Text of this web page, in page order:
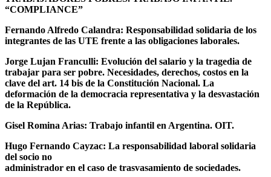
“COMPLIANCE”
Fernando Alfredo Calandra: Responsabilidad solidaria de los
integrantes de las UTE frente a las obligaciones laborales.
Jorge Lujan Franculli: Evolución del salario y la tragedia de
trabajar para ser pobre. Necesidades, derechos, costos en la
clave del art. 14 bis de la Constitución Nacional. La
deformación de la democracia representativa y la desvastación
de la República.
Gisel Romina Arias: Trabajo infantil en Argentina. OIT.
Hugo Fernando Cayzac: La responsabilidad laboral solidaria
del socio no
administrador en el caso de trasvasamiento de sociedades.